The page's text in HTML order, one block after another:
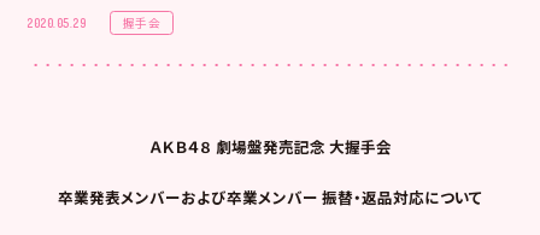
2020.05.29 握手会
ＡＫＢ４８ 劇場盤発売記念 大握手会
卒業発表メンバーおよび卒業メンバー 振替・返品対応について